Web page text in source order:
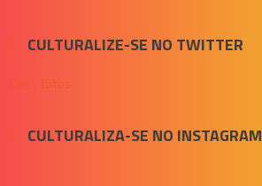
CULTURALIZE-SE NO TWITTER
Meus Tuítes
CULTURALIZA-SE NO INSTAGRAM